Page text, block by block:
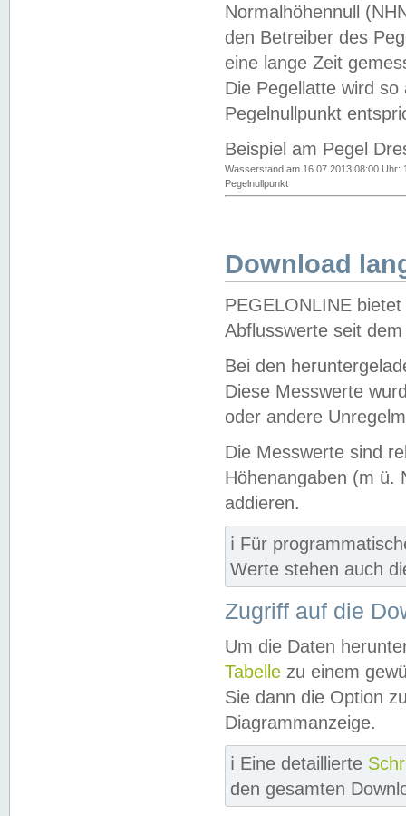
Normalhöhennull
den Betreiber des
eine lange Zeit
Die Pegellatte wird
Pegelnullpunkt
Beispiel am Pegel
Wasserstand am 16.07.2013 08:00 Uhr:
Pegelnullpunkt
Download
PEGELONLINE
Abflusswerte seit
Bei den
Diese Messwerte
oder andere
Die Messwerte sind
Höhenangaben (m ü.
addieren.
ℹ️ Für
Werte stehen auch
Zugriff auf die
Um die Daten
Tabelle zu einem
Sie dann die Option
Diagrammanzeige.
ℹ️ Eine detaillierte
den gesamten